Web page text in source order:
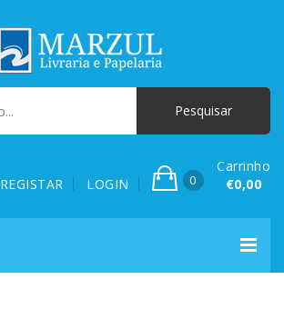
REGISTAR LOGIN 0
Carrinho
€0,00